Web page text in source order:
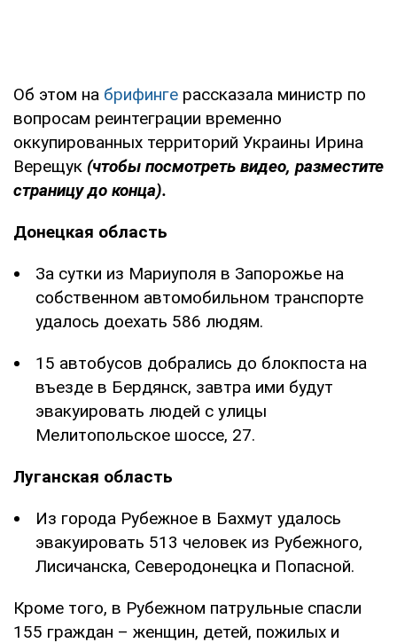
Об этом на брифинге рассказала министр по
вопросам реинтеграции временно
оккупированных территорий Украины Ирина
Верещук (чтобы посмотреть видео, разместите
страницу до конца).
Донецкая область
За сутки из Мариуполя в Запорожье на
собственном автомобильном транспорте
удалось доехать 586 людям.
15 автобусов добрались до блокпоста на
въезде в Бердянск, завтра ими будут
эвакуировать людей с улицы
Мелитопольское шоссе, 27.
Луганская область
Из города Рубежное в Бахмут удалось
эвакуировать 513 человек из Рубежного,
Лисичанска, Северодонецка и Попасной.
Кроме того, в Рубежном патрульные спасли
155 граждан – женщин, детей, пожилых и